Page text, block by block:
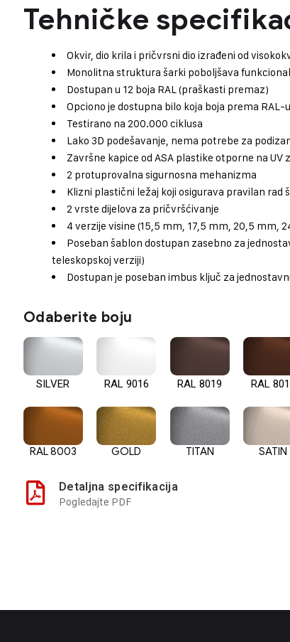
Tehničke
Okvir, dio krila i pričvrsni dio izrađeni od
Monolitna struktura šarki poboljšava
Dostupan u 12 boja RAL (praškasti premaz)
Opciono je dostupna bilo koja boja prema RAL-u
Testirano na 200.000 ciklusa
Lako 3D podešavanje, nema potrebe za
Završne kapice od ASA plastike otporne na UV
2 protuprovalna sigurnosna mehanizma
Klizni plastični ležaj koji osigurava pravilan rad
2 vrste dijelova za pričvršćivanje
4 verzije visine (15,5 mm, 17,5 mm, 20,5 mm,
Poseban šablon dostupan zasebno za
teleskopskoj verziji)
Dostupan je poseban imbus ključ za
Odaberite boju
SILVER RAL 9016 RAL 8019 RAL
RAL 8003 GOLD TITAN SATIN
Detaljna specifikacija
Pogledajte PDF